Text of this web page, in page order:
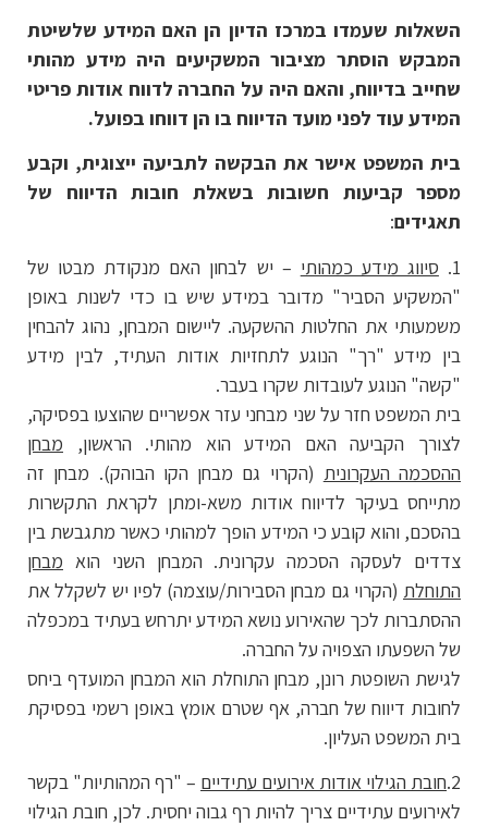
השאלות שעמדו במרכז הדיון הן האם המידע שלשיטת
המבקש הוסתר מציבור המשקיעים היה מידע מהותי
שחייב בדיווח, והאם היה על החברה לדווח אודות פריטי
המידע עוד לפני מועד הדיווח בו הן דווחו בפועל.
בית המשפט אישר את הבקשה לתביעה ייצוגית, וקבע
מספר קביעות חשובות בשאלת חובות הדיווח של
תאגידים:
1.
סיווג מידע כמהותי – יש לבחון האם מנקודת מבטו של
"המשקיע הסביר" מדובר במידע שיש בו כדי לשנות באופן
משמעותי את החלטות ההשקעה. ליישום המבחן, נהוג להבחין
בין מידע "רך" הנוגע לתחזיות אודות העתיד, לבין מידע
"קשה" הנוגע לעובדות שקרו בעבר.
בית המשפט חזר על שני מבחני עזר אפשריים שהוצעו בפסיקה,
לצורך הקביעה האם המידע הוא מהותי. הראשון, מבחן
ההסכמה העקרונית (הקרוי גם מבחן הקו הבוהק). מבחן זה
מתייחס בעיקר לדיווח אודות משא-ומתן לקראת התקשרות
בהסכם, והוא קובע כי המידע הופך למהותי כאשר מתגבשת בין
צדדים לעסקה הסכמה עקרונית. המבחן השני הוא מבחן
התוחלת (הקרוי גם מבחן הסבירות/עוצמה) לפיו יש לשקלל את
ההסתברות לכך שהאירוע נושא המידע יתרחש בעתיד במכפלה
של השפעתו הצפויה על החברה.
לגישת השופטת רונן, מבחן התוחלת הוא המבחן המועדף ביחס
לחובות דיווח של חברה, אף שטרם אומץ באופן רשמי בפסיקת
בית המשפט העליון.
2. חובת הגילוי אודות אירועים עתידיים – "רף המהותיות" בקשר
לאירועים עתידיים צריך להיות רף גבוה יחסית. לכן, חובת הגילוי